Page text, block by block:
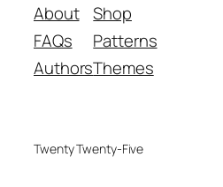
About
FAQs
Authors
Shop
Patterns
Themes
Twenty Twenty-Five